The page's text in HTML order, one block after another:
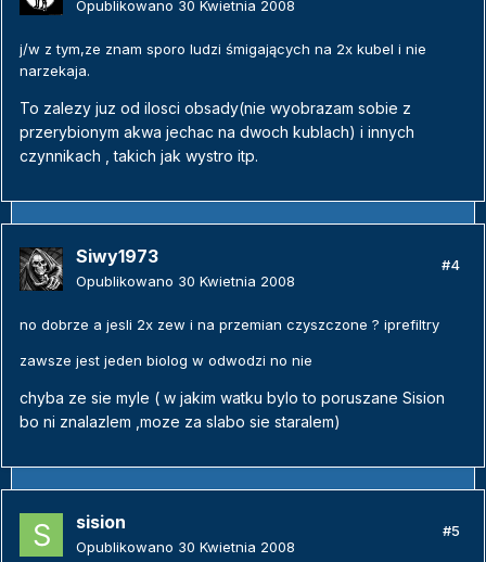
Opublikowano 30 Kwietnia 2008
j/w z tym,ze znam sporo ludzi śmigających na 2x kubel i nie
narzekaja.
To zalezy juz od ilosci obsady(nie wyobrazam sobie z
przerybionym akwa jechac na dwoch kublach) i innych
czynnikach , takich jak wystro itp.
Siwy1973
Opublikowano 30 Kwietnia 2008
#4
no dobrze a jesli 2x zew i na przemian czyszczone ? iprefiltry
zawsze jest jeden biolog w odwodzi no nie
chyba ze sie myle ( w jakim watku bylo to poruszane Sision
bo ni znalazlem ,moze za slabo sie staralem)
sision
Opublikowano 30 Kwietnia 2008
#5